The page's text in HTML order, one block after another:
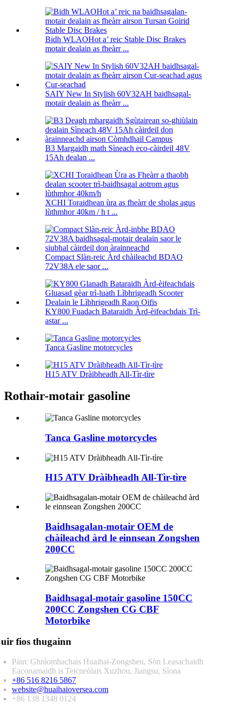
Bidh WLAOHot a’ reic Stable Disc Brakes
motair dealain as fheàrr ...
SAIY New In Stylish 60V32AH baidhsagal-
motair dealain as fheàrr ...
B3 Margaidh math Sìneach eco-càirdeil 48V
15Ah dealan ...
XCHI Toraidhean ùra as fheàrr de sholas agus
lùthmhor 40km / h t ...
Compact Slàn-reic Àrd chàileachd BDAO
72V38A ele saor ...
KY800 Fuadach Bataraidh Àrd-èifeachdais Trì-
astar ...
Tanca Gasline motorcycles
H15 ATV Dràibheadh ​​​​All-Tìr-tìre
Rothair-motair gasoline
Tanca Gasline motorcycles
H15 ATV Dràibheadh ​​​​All-Tìr-tìre
Baidhsagalan-motair OEM de
chàileachd àrd le einnsean Zongshen
200CC
Baidhsagal-motair gasoline 150CC
200CC Zongshen CG CBF
Motorbike
fios thugainn
Pàirc Ghnìomhachais Huaihai-Zongshen, Sòn Leasachaidh
Eaconamaidh is Teicneòlais Xuzhou, Jiangsu, Sìona
+86 516 8216 5867
website@huaihaioversea.com
+86 138 1348 0124